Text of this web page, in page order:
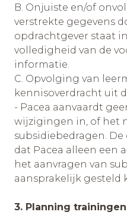
B. Onjuiste en/of
verstrekte gegevens
opdrachtgever staat
volledigheid van de
informatie.
C. Opvolging van
kennisoverdracht uit
- Pacea aanvaardt
wijzigingen in, of het
subsidiebedragen.
dat Pacea alleen een
het aanvragen van
aansprakelijk gesteld
3. Planning